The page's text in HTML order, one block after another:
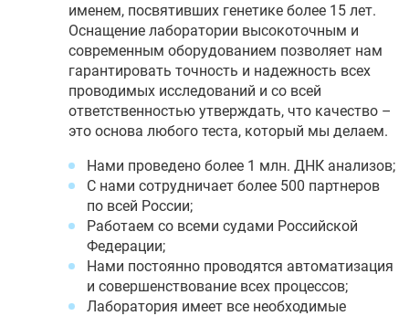
именем, посвятивших генетике более 15 лет.
Оснащение лаборатории высокоточным и
современным оборудованием позволяет нам
гарантировать точность и надежность всех
проводимых исследований и со всей
ответственностью утверждать, что качество –
это основа любого теста, который мы делаем.
Нами проведено более 1 млн. ДНК анализов;
С нами сотрудничает более 500 партнеров
по всей России;
Работаем со всеми судами Российской
Федерации;
Нами постоянно проводятся автоматизация
и совершенствование всех процессов;
Лаборатория имеет все необходимые